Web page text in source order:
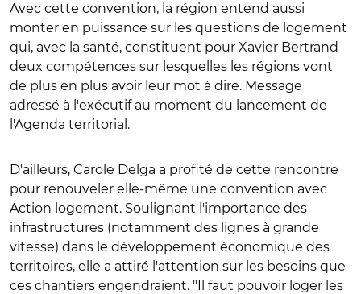
Avec cette convention, la région entend aussi
monter en puissance sur les questions de logement
qui, avec la santé, constituent pour Xavier Bertrand
deux compétences sur lesquelles les régions vont
de plus en plus avoir leur mot à dire. Message
adressé à l'exécutif au moment du lancement de
l'Agenda territorial.
D'ailleurs, Carole Delga a profité de cette rencontre
pour renouveler elle-même une convention avec
Action logement. Soulignant l'importance des
infrastructures (notamment des lignes à grande
vitesse) dans le développement économique des
territoires, elle a attiré l'attention sur les besoins que
ces chantiers engendraient. "Il faut pouvoir loger les